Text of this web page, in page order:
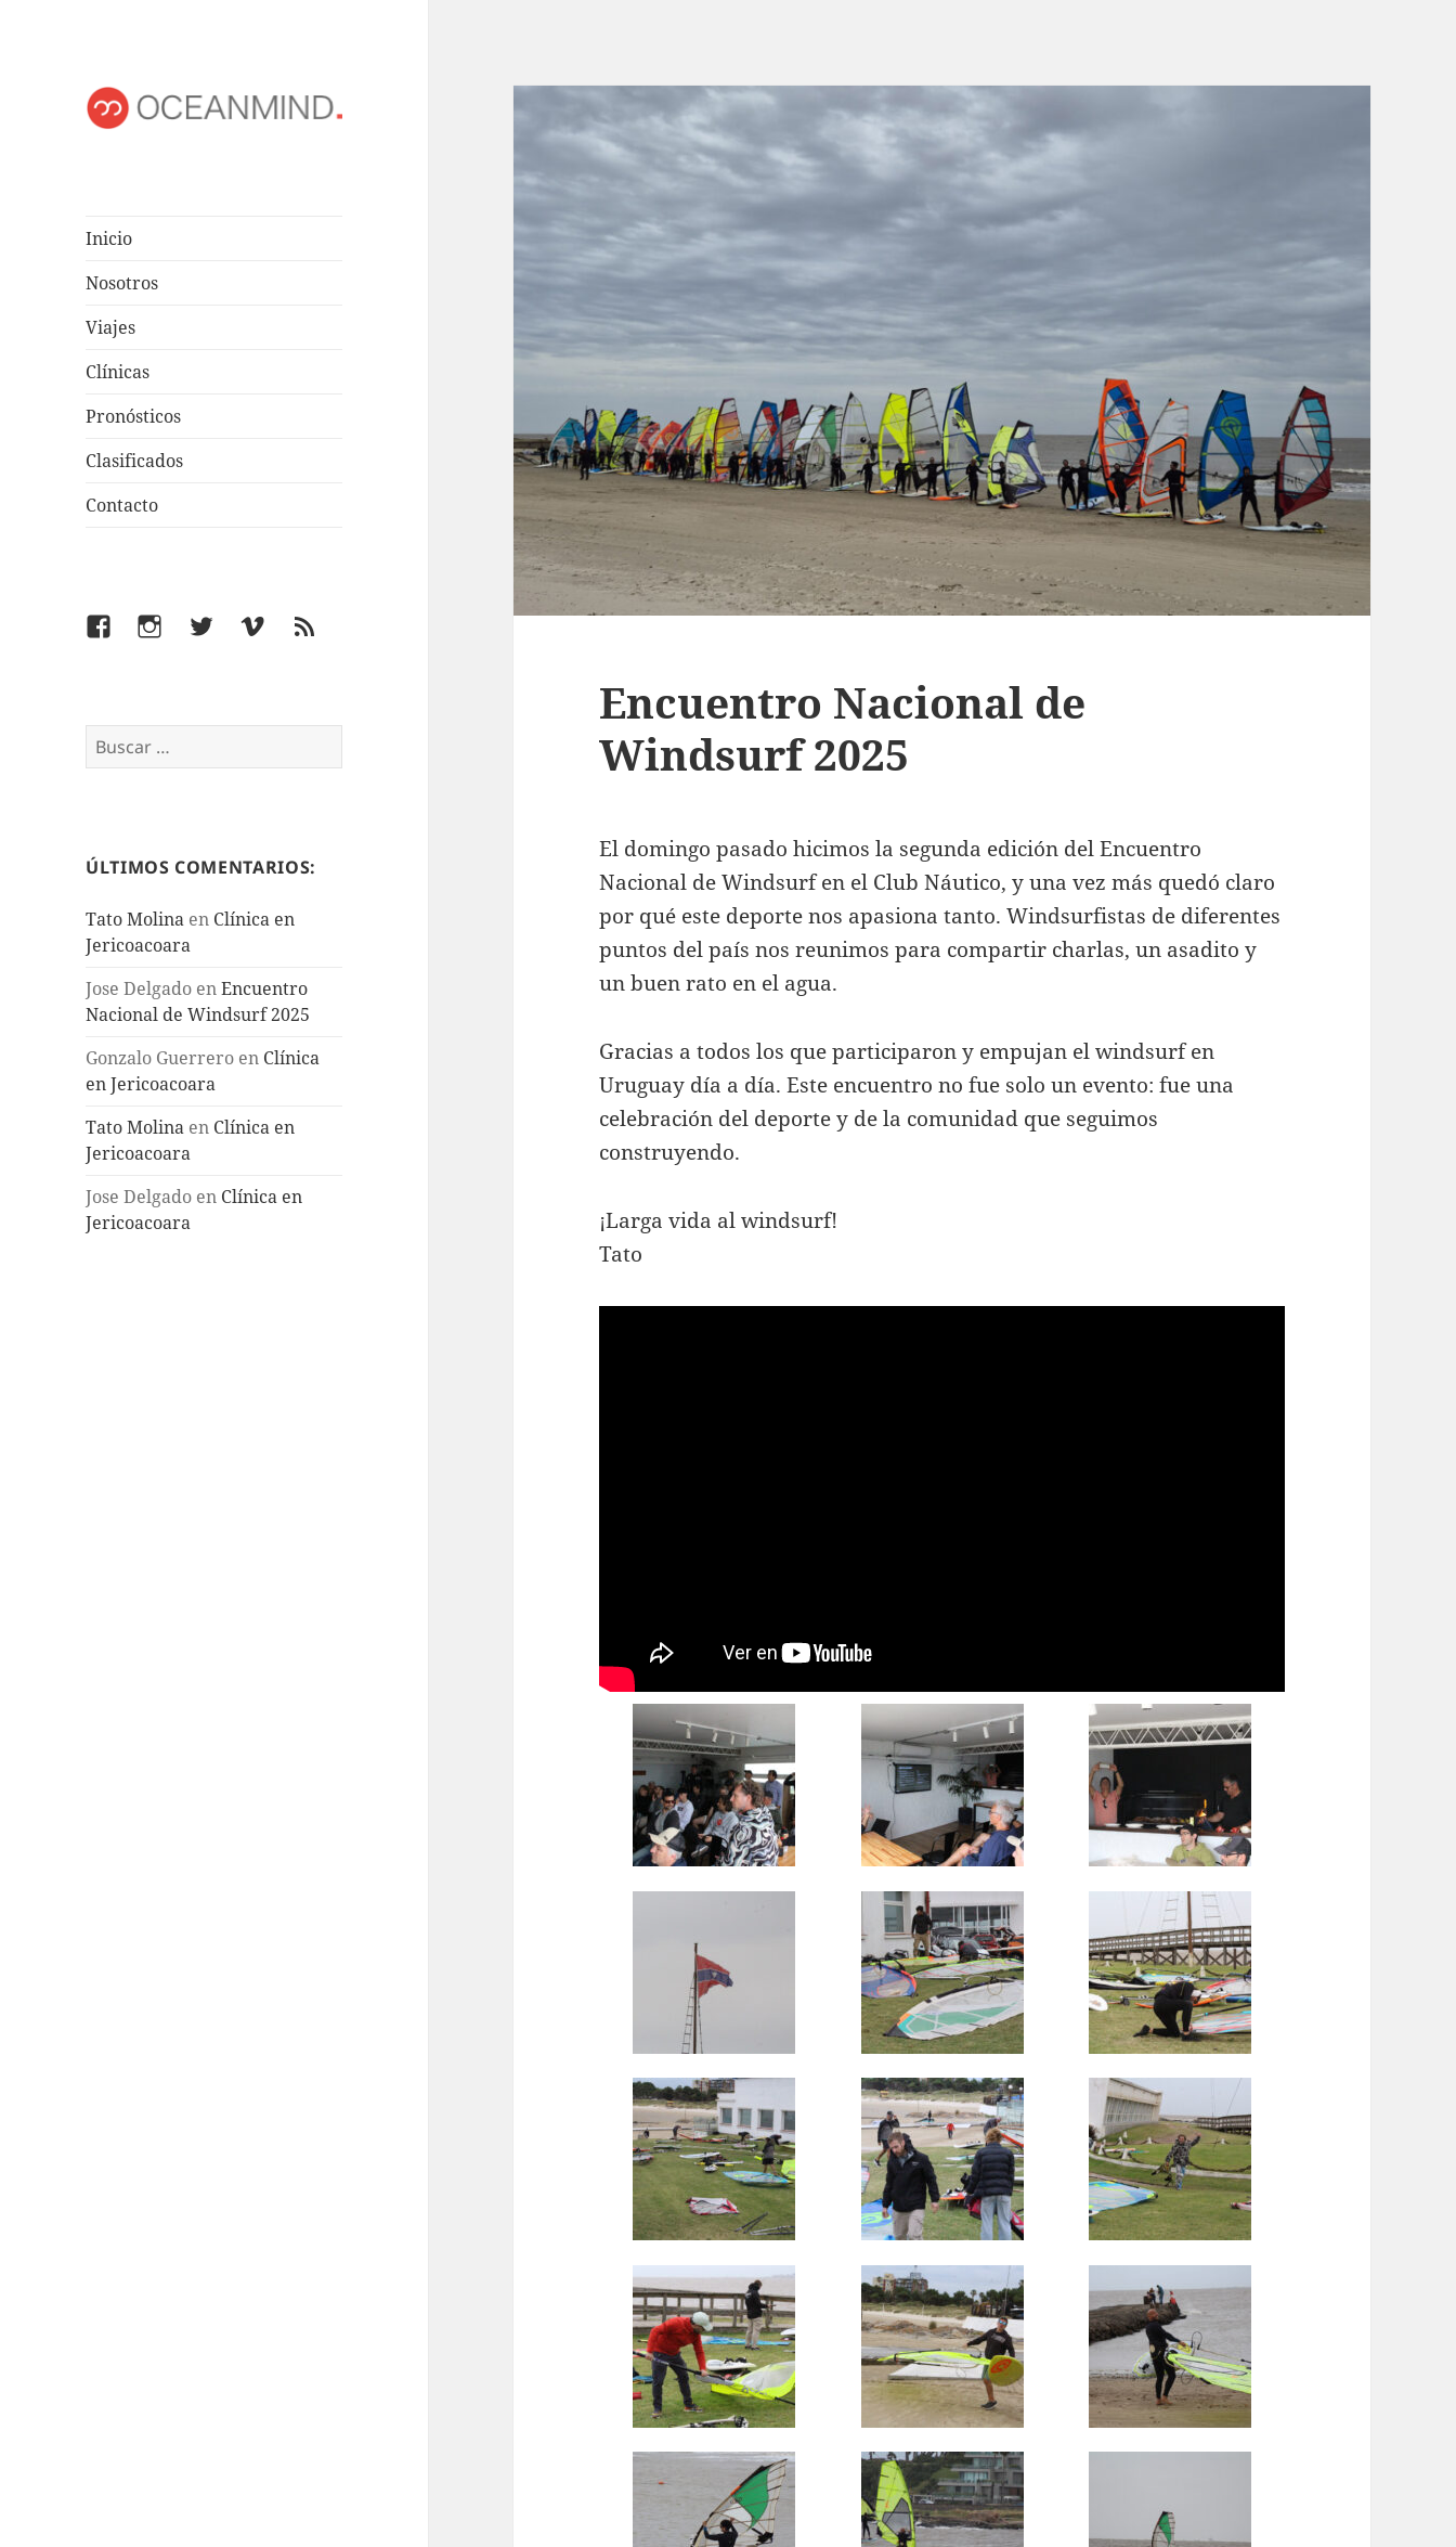
Inicio
Nosotros
Viajes
Clínicas
Pronósticos
Clasificados
Contacto
FacebookInstagramTwitterVimeoFeed
Buscar:
ÚLTIMOS COMENTARIOS:
Tato Molina en Clínica en
Jericoacoara
Jose Delgado enEncuentro
Nacional de Windsurf 2025
Gonzalo Guerrero en Clínica
en Jericoacoara
Tato Molina en Clínica en
Jericoacoara
Jose Delgado en Clínica en
Jericoacoara
Encuentro Nacional de
Windsurf 2025
El domingo pasado hicimos la segunda edición del Encuentro
Nacional de Windsurf en el Club Náutico, y una vez más quedó claro
por qué este deporte nos apasiona tanto. Windsurfistas de diferentes
puntos del país nos reunimos para compartir charlas, un asadito y
un buen rato en el agua.
Gracias a todos los que participaron y empujan el windsurf en
Uruguay día a día. Este encuentro no fue solo un evento: fue una
celebración del deporte y de la comunidad que seguimos
construyendo.
¡Larga vida al windsurf!
Tato